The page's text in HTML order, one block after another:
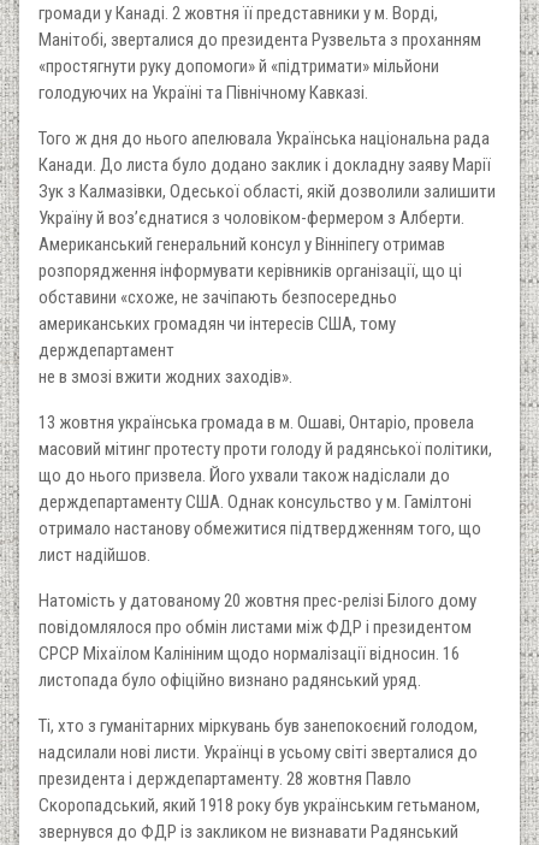
громади у Канаді. 2 жовтня її представники у м. Ворді,
Манітобі, зверталися до президента Рузвельта з проханням
«простягнути руку допомоги» й «підтримати» мільйони
голодуючих на Україні та Північному Кавказі.
Того ж дня до нього апелювала Українська національна рада
Канади. До листа було додано заклик і докладну заяву Марії
Зук з Калмазівки, Одеської області, якій дозволили залишити
Україну й воз’єднатися з чоловіком-фермером з Алберти.
Американський генеральний консул у Вінніпегу отримав
розпорядження інформувати керівників організації, що ці
обставини «схоже, не зачіпають безпосередньо
американських громадян чи інтересів США, тому
держдепартамент
не в змозі вжити жодних заходів».
13 жовтня українська громада в м. Ошаві, Онтаріо, провела
масовий мітинг протесту проти голоду й радянської політики,
що до нього призвела. Його ухвали також надіслали до
держдепартаменту США. Однак консульство у м. Гамілтоні
отримало настанову обмежитися підтвердженням того, що
лист надійшов.
Натомість у датованому 20 жовтня прес-релізі Білого дому
повідомлялося про обмін листами між ФДР і президентом
СРСР Міхаїлом Калініним щодо нормалізації відносин. 16
листопада було офіційно визнано радянський уряд.
Ті, хто з гуманітарних міркувань був занепокоєний голодом,
надсилали нові листи. Українці в усьому світі зверталися до
президента і держдепартаменту. 28 жовтня Павло
Скоропадський, який 1918 року був українським гетьманом,
звернувся до ФДР із закликом не визнавати Радянський